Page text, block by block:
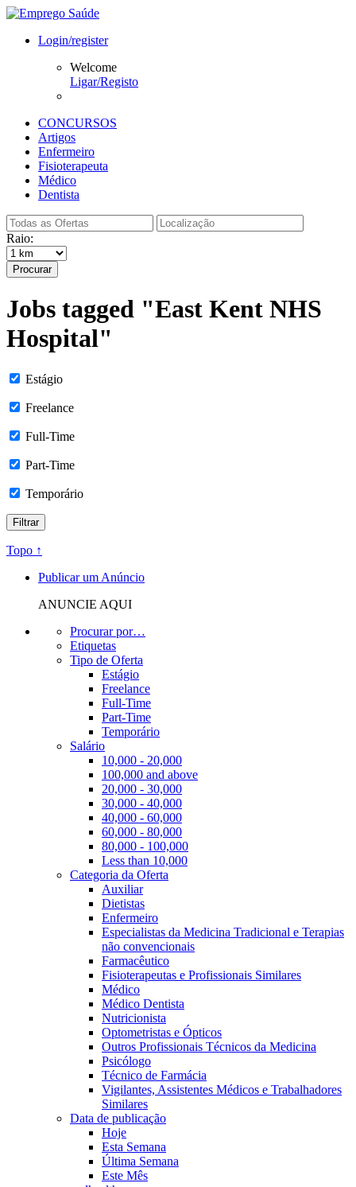
Login/register
Welcome
Ligar/Registo
CONCURSOS
Artigos
Enfermeiro
Fisioterapeuta
Médico
Dentista
Raio:
Procurar
Jobs tagged "East Kent NHS
Hospital"
Estágio
Freelance
Full-Time
Part-Time
Temporário
Topo ↑
Publicar um Anúncio
ANUNCIE AQUI
Procurar por…
Etiquetas
Tipo de Oferta
Estágio
Freelance
Full-Time
Part-Time
Temporário
Salário
10,000 - 20,000
100,000 and above
20,000 - 30,000
30,000 - 40,000
40,000 - 60,000
60,000 - 80,000
80,000 - 100,000
Less than 10,000
Categoria da Oferta
Auxiliar
Dietistas
Enfermeiro
Especialistas da Medicina Tradicional e Terapias
não convencionais
Farmacêutico
Fisioterapeutas e Profissionais Similares
Médico
Médico Dentista
Nutricionista
Optometristas e Ópticos
Outros Profissionais Técnicos da Medicina
Psicólogo
Técnico de Farmácia
Vigilantes, Assistentes Médicos e Trabalhadores
Similares
Data de publicação
Hoje
Esta Semana
Última Semana
Este Mês